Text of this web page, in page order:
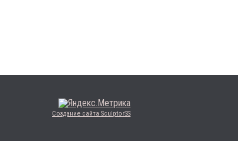
Создание сайта SculptorSS